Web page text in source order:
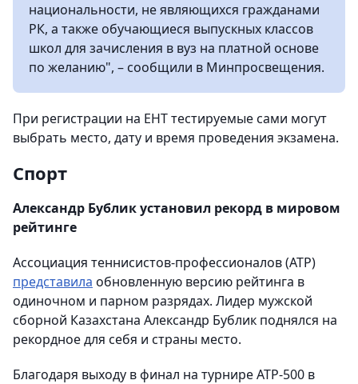
национальности, не являющихся гражданами
РК, а также обучающиеся выпускных классов
школ для зачисления в вуз на платной основе
по желанию", – сообщили в Минпросвещения.
При регистрации на ЕНТ тестируемые сами могут
выбрать место, дату и время проведения экзамена.
Спорт
Александр Бублик установил рекорд в мировом
рейтинге
Ассоциация теннисистов-профессионалов (ATP)
представила обновленную версию рейтинга в
одиночном и парном разрядах. Лидер мужской
сборной Казахстана Александр Бублик поднялся на
рекордное для себя и страны место.
Благодаря выходу в финал на турнире АТР-500 в